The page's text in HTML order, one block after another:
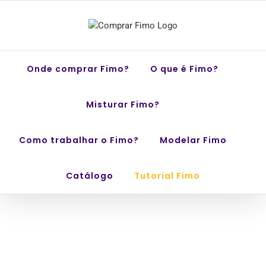
Onde comprar Fimo? O que é Fimo?
Misturar Fimo?
Como trabalhar o Fimo? Modelar Fimo
Catálogo Tutorial Fimo